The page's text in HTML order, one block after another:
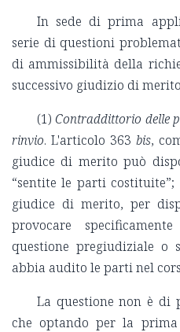
In sede di prima
serie di questioni
di ammissibilità della
successivo giudizio di
(1)Contraddittorio delle
rinvio. L'articolo 363bis,
giudice di merito può
“sentite le parti
giudice di merito, per
provocare
questione pregiudiziale o
abbia audito le parti nel
La questione non è di
che optando per la